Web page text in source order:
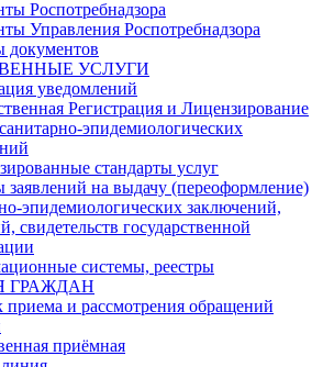
Роспотребнадзора
Управления Роспотребнадзора
документов
УСЛУГИ
уведомлений
Регистрация и Лицензирование
эпидемиологических
стандарты услуг
заявлений на выдачу (переоформление)
эпидемиологических заключений,
свидетельств государственной
системы, реестры
ГРАЖДАН
приема и рассмотрения обращений
приёмная